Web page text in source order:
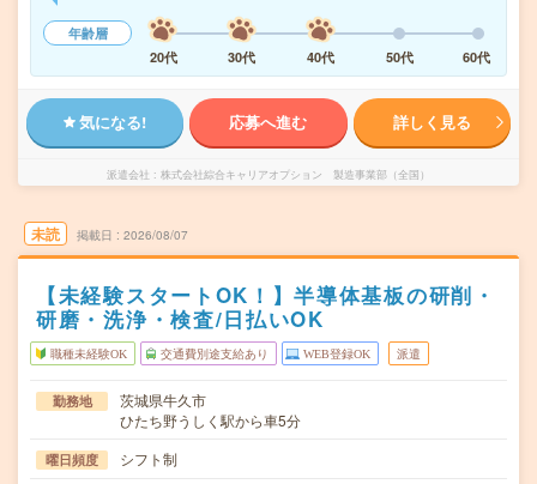
年齢層
20代
30代 40代 50代 60代
気になる! 応募へ進む 詳しく見る
派遣会社 株式会社綜合キャリアオプション 製造事業部（全国）
未読 掲載日 2026/08/07
【未経験スタートOK！】半導体基板の研削・
研磨・洗浄・検査/日払いOK
職種未経験OK 交通費別途支給あり WEB登録OK 派遣
勤務地
茨城県牛久市
ひたち野うしく駅から車5分
曜日頻度 シフト制